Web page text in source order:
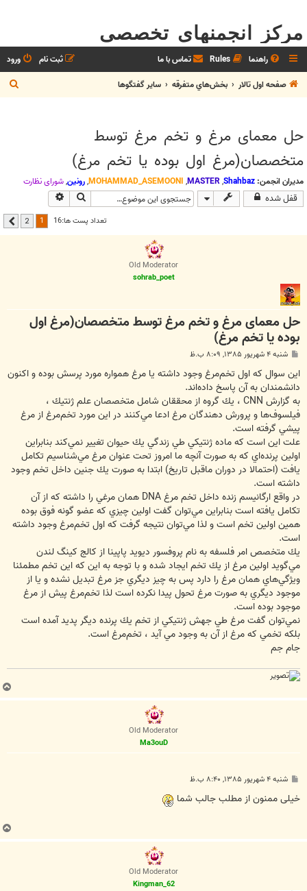
مرکز انجمنهای تخصصی
راهنما Rules تماس با ما ورود
ثبت نام
صفحه اول تالار
بخش‌‌هاي متفرقه ساير گفتگوها
ج
س
حل معمای مرغ و تخم مرغ توسط
متخصصان(مرغ اول بوده يا تخم مرغ)
مدیران انجمن: Shahbaz
,
MASTER
,
MOHAMMAD_ASEMOONI
,رونین,شوراي نظارت
قفل شده جستجو
تعداد پست ها:16 2 بعدی
Old Moderator
sohrab_poet
حل معمای مرغ و تخم مرغ توسط متخصصان(مرغ اول
بوده يا تخم مرغ)
پ
ت
شنبه ۴ شهریور ۱۳۸۵, ۸:۰۹ ب.ظ
اين سوال كه اول تخم‌مرغ وجود داشته يا مرغ همواره مورد پرسش بوده و اكنون
دانشمندان به آن پاسخ داده‌اند.
به گزارش CNN ، يك گروه از محققان شامل متخصصان علم ژنتيك ،
فيلسوف‌ها و پرورش دهندگان مرغ ادعا مي‌كنند در اين مورد تخم‌مرغ از مرغ
پيشي گرفته است.
علت اين است كه ماده ژنتيكي طي زندگي يك حيوان تغيير نمي‌كند بنابراين
اولين پرنده‌اي كه به صورت آنچه ما امروز تحت عنوان مرغ مي‌شناسيم تكامل
يافت (احتمالا در دوران ماقبل تاريخ) ابتدا به صورت يك جنين داخل تخم وجود
داشته است.
در واقع ارگانيسم‌ زنده داخل تخم مرغ DNA همان مرغي را داشته كه از آن
تكامل يافته است بنابراين مي‌توان گفت اولين چيزي كه عضو گونه فوق بوده
همين اولين تخم است و لذا مي‌توان نتيجه گرفت كه اول تخم‌مرغ وجود داشته
است.
يك متخصص امر فلسفه به نام پروفسور ديويد پاپينا از كالج كينگ لندن
مي‌گويد اولين مرغ از يك تخم ايجاد شده و با توجه به اين كه اين تخم مطمئنا
ويژگي‌هاي همان مرغ را دارد پس به چيز ديگري جز مرغ تبديل نشده و يا از
موجود ديگري به صورت مرغ تحول پيدا نكرده است لذا تخم‌مرغ پيش از مرغ
موجود بوده است.
نمي‌توان گفت مرغ طي جهش ژنتيكي از تخم يك پرنده ديگر پديد آمده است
بلكه تخمي كه مرغ از آن به وجود مي آيد ، تخم‌مرغ است.
جام جم
ب
ا
Old Moderator
Ma3ouD
پ
ت
شنبه ۴ شهریور ۱۳۸۵, ۸:۴۰ ب.ظ
خیلی ممنون از مطلب جالب شما
ب
ا
Old Moderator
Kingman_62